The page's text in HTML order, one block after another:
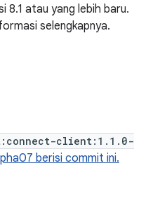
8.1 atau yang lebih baru.
selengkapnya.
client:1.1.0-
berisi commit ini.